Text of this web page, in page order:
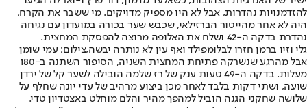
להזדמנויות נהדרות, אבל לא היו מספיק מדויקים. מי ששבר את הקרח,
היה לא אחר מהייטור הברזילאי, שכבש שער בכורה במועדון עם נגיחה
נהדרת בדקה ה-42 ושלח את האלופה מרוצה להפסקת המחצית.
גלי וזיו ברמן חזרו לבלומפילד ואף עין לא נותרה יבשה,צילום: עמי שומן
אבל מהרגע שנשרקה פתיחת המחצית השניה, הסיפור השתנה ב-180
מעלות. בדקה ה-49 טעות ענק של רז שלמה הובילה לשער קל של ירדן
שועה, ושתי דקות בלבד לאחר מכן ביצוע מרהיב של עדי יונה שחלף על
שלושה שחקני הגנה הוביל למהפך מהיר והלם מוחלט באצטדיון טדי.